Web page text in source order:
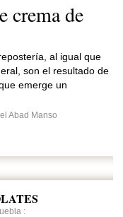
crema de
al igual que
son el resultado de
emerge un
Abad Manso
: